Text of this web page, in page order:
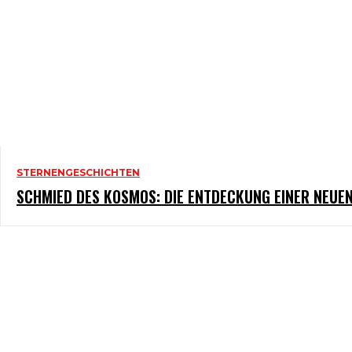
STERNENGESCHICHTEN
SCHMIED DES KOSMOS: DIE ENTDECKUNG EINER